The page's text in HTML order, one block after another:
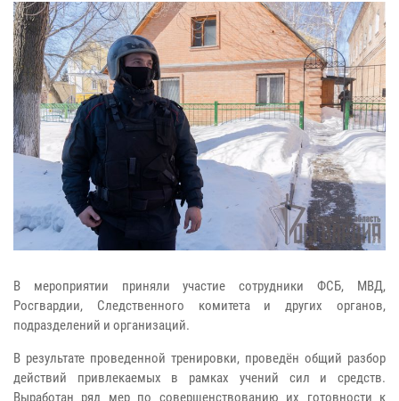
В мероприятии приняли участие сотрудники ФСБ, МВД,
Росгвардии, Следственного комитета и других органов,
подразделений и организаций.
В результате проведенной тренировки, проведён общий разбор
действий привлекаемых в рамках учений сил и средств.
Выработан ряд мер по совершенствованию их готовности к